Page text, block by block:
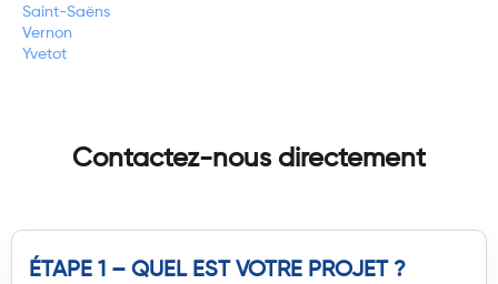
Saint-Saëns
Vernon
Yvetot
Contactez-nous directement
ÉTAPE 1 – QUEL EST VOTRE PROJET ?